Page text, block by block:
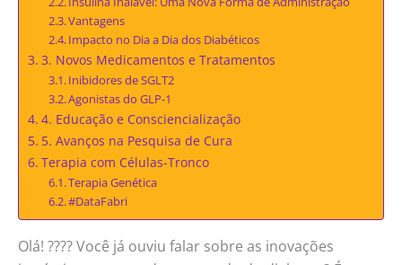
Vantagens
Impacto no Dia a Dia dos Diabéticos
3. Novos Medicamentos e Tratamentos
Inibidores de SGLT2
Agonistas do GLP-1
4. Educação e Consciencialização
5. Avanços na Pesquisa de Cura
Terapia com Células-Tronco
Terapia Genética
#DataFabri
Olá! ???? Você já ouviu falar sobre as inovações